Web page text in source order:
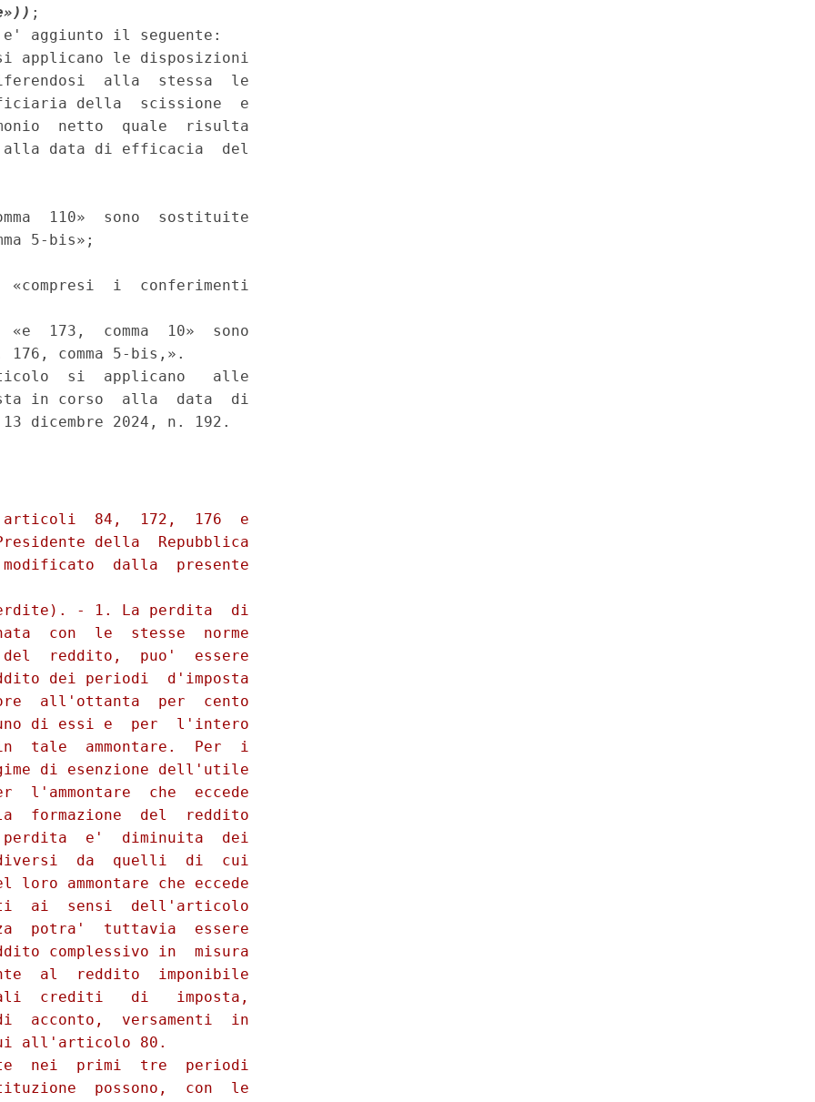
;
aggiunto il seguente:
applicano le disposizioni
alla  stessa  le
della  scissione  e
netto  quale  risulta
alla data di efficacia  del
110»  sono  sostituite
5-bis»;
«compresi  i  conferimenti
«e  173,  comma  10»  sono
comma 5-bis,».
si  applicano   alle
in corso  alla  data  di